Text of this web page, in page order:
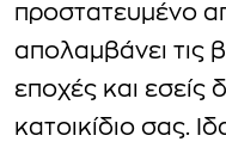
προστατευμένο
απολαμβάνει τις
εποχές και εσείς
κατοικίδιο σας.